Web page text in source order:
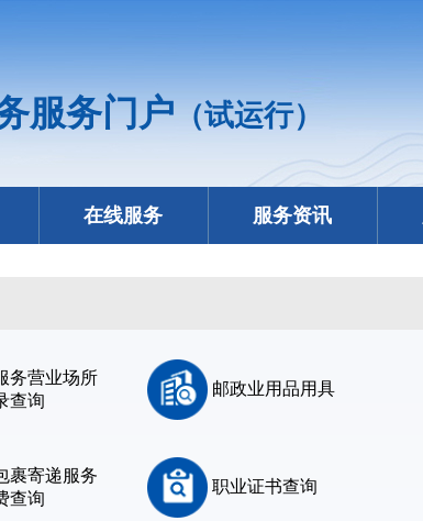
服务门户 （试运行）
在线服务 服务资讯
务营业场所
查询
邮政业用品用具
裹寄递服务
查询
职业证书查询